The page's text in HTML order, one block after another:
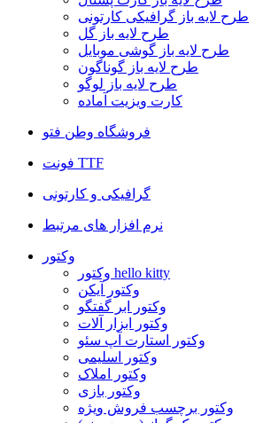
طرح لایه باز گرافیکی کارتونی
طرح لایه باز گل
طرح لایه باز گوشی موبایل
طرح لایه باز گوناگون
طرح لایه باز لوگو
کارت ویزیت آماده
فروشگاه وطن فتو
فونت TTF
گرافیکی و کارتونی
نرم افزار های مرتبط
وکتور
وکتور hello kitty
وکتور آیکن
وکتور ابر گفتگو
وکتور ابزار آلات
وکتور استارت آپ سئو
وکتور اسلیمی
وکتور املاک
وکتور بازی
وکتور برچسب فروش ویژه